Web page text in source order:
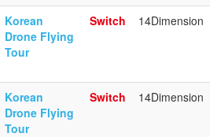
Korean
Drone Flying
Tour
Switch 14Dimension
Korean
Drone Flying
Tour
Switch 14Dimension